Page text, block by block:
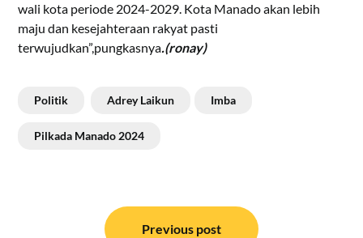
wali kota periode 2024-2029. Kota Manado akan lebih
maju dan kesejahteraan rakyat pasti
terwujudkan”,pungkasnya.(ronay)
Politik Adrey Laikun Imba
Pilkada Manado 2024
Previous post